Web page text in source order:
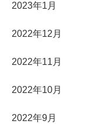
2023年1月
2022年12月
2022年11月
2022年10月
2022年9月